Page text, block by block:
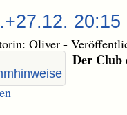
Oliver -
Der Club